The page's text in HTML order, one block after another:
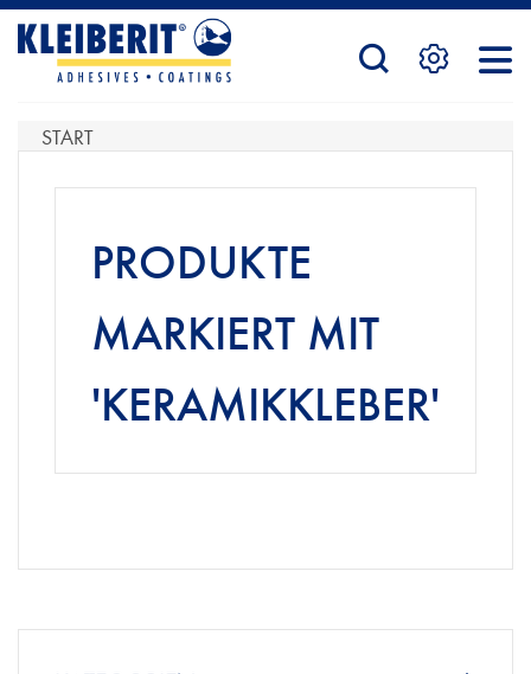
STARTSEITE
PRODUKTE
START
PRODUKTE
MARKIERT MIT
'KERAMIKKLEBER'